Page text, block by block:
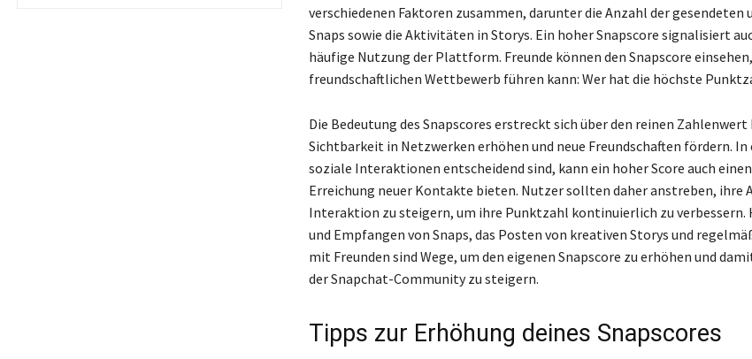
verschiedenen Faktoren zusammen, darunter die Anzahl der gesendeten
Snaps sowie die Aktivitäten in Storys. Ein hoher Snapscore signalisiert
häufige Nutzung der Plattform. Freunde können den Snapscore
freundschaftlichen Wettbewerb führen kann: Wer hat die höchste
Die Bedeutung des Snapscores erstreckt sich über den reinen Zahlenwert
Sichtbarkeit in Netzwerken erhöhen und neue Freundschaften fördern. In
soziale Interaktionen entscheidend sind, kann ein hoher Score auch
Erreichung neuer Kontakte bieten. Nutzer sollten daher anstreben, ihre
Interaktion zu steigern, um ihre Punktzahl kontinuierlich zu verbessern.
und Empfangen von Snaps, das Posten von kreativen Storys und
mit Freunden sind Wege, um den eigenen Snapscore zu erhöhen und
der Snapchat-Community zu steigern.
Tipps zur Erhöhung deines Snapscores